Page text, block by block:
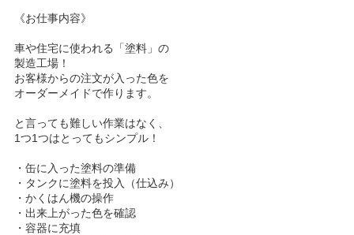
《お仕事内容》
車や住宅に使われる「塗料」の
製造工場！
お客様からの注文が入った色を
オーダーメイドで作ります。
と言っても難しい作業はなく、
1つ1つはとってもシンプル！
・缶に入った塗料の準備
・タンクに塗料を投入（仕込み）
・かくはん機の操作
・出来上がった色を確認
・容器に充填